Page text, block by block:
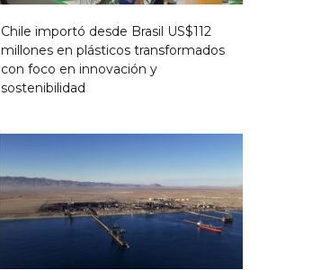
Chile importó desde Brasil US$112
millones en plásticos transformados
con foco en innovación y
sostenibilidad